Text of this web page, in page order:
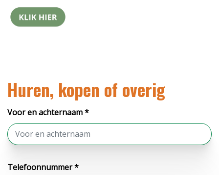
Huren, kopen of overig
Voor en achternaam *
Telefoonnummer *